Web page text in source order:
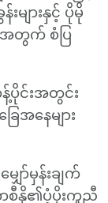
များနှင့် ပိုမို
တွက် စံပြ
န့်ပိုင်းအတွင်း
ေအနေများ
ော်မှန်းချက်
ာစီနို၏ပံ့ပိုးကူညီ